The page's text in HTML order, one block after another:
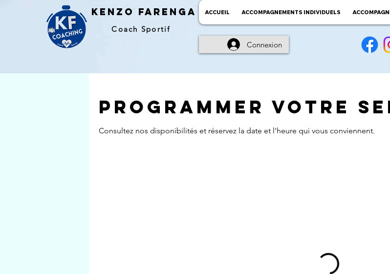
kENZO farenga
Coach Sportif
ACCUEIL ACCOMPAGNEMENTS INDIVIDUELS
Connexion
Programmer votre
Consultez nos disponibilités et réservez la date et l'heure qui vous conviennent.